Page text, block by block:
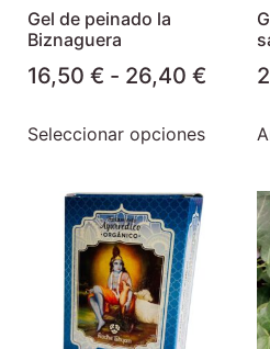
Gel de peinado la
Biznaguera
16,50 € - 26,40 €
Seleccionar opciones